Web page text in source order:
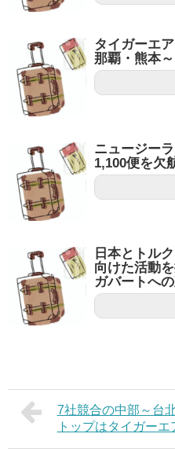
タイガーエ
那覇・熊本
ニュージー
1,100便を欠
日本とトル
向けた活動
ガバートへ
7社競合の中部～台
トップはタイガーエ